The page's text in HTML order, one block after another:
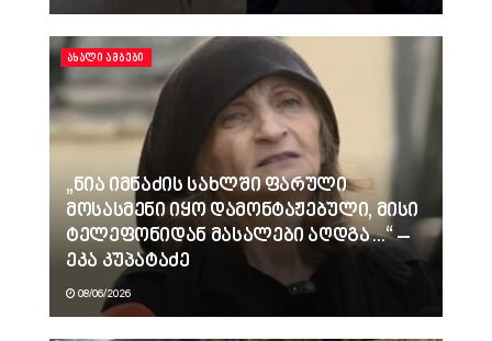
ᲐᲮᲐᲚᲘ ᲐᲛᲑᲔᲑᲘ
„ნია იმნაძის სახლში ფარული
მოსასმენი იყო დამონტაჟებული, მისი
ტელეფონიდან მასალები აღდგა…“ –
ეკა კუპატაძე
08/06/2026